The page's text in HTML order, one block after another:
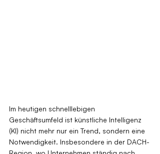
Im heutigen schnelllebigen
Geschäftsumfeld ist künstliche Intelligenz
(KI) nicht mehr nur ein Trend, sondern eine
Notwendigkeit. Insbesondere in der DACH-